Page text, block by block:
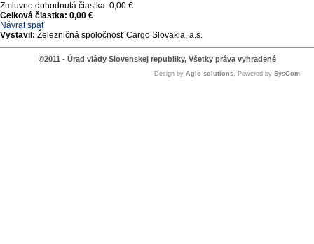
Zmluvne dohodnutá čiastka: 0,00 €
Celková čiastka: 0,00 €
Návrat späť
Vystavil: Železničná spoločnosť Cargo Slovakia, a.s.
©2011 - Úrad vlády Slovenskej republiky, Všetky práva vyhradené
Design by Aglo solutions, Powered by SysCom